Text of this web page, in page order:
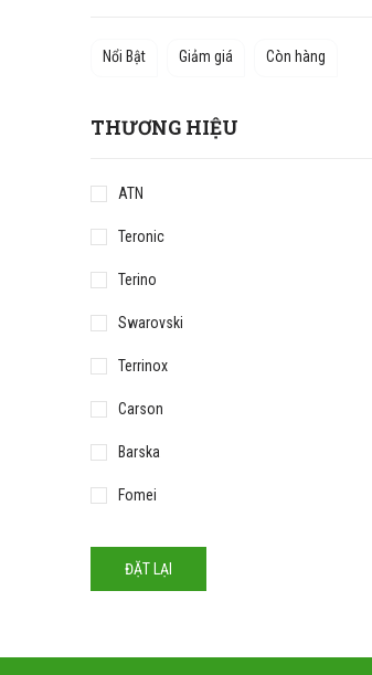
Nổi Bật Giảm giá Còn hàng
THƯƠNG HIỆU
ATN
Teronic
Terino
Swarovski
Terrinox
Carson
Barska
Fomei
ĐẶT LẠI